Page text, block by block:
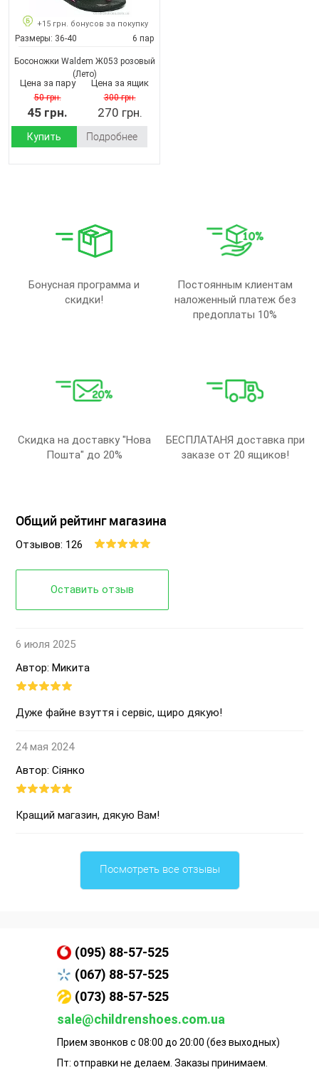
+15 грн. бонусов за покупку
Размеры: 36-40 6 пар
Босоножки Waldem Ж053 розовый
(Лето)
Цена за пару
50 грн.
45 грн.
Цена за ящик
300 грн.
270 грн.
Купить Подробнее
Бонусная программа и
скидки!
Постоянным клиентам
наложенный платеж без
предоплаты 10%
Скидка на доставку "Нова
Пошта" до 20%
БЕСПЛАТАНЯ доставка при
заказе от 20 ящиков!
Общий рейтинг магазина
Отзывов: 126
Оставить отзыв
6 июля 2025
Автор: Микита
Дуже файне взуття і сервіс, щиро дякую!
24 мая 2024
Автор: Сіянко
Кращий магазин, дякую Вам!
Посмотреть все отзывы
(095) 88-57-525
(067) 88-57-525
(073) 88-57-525
sale@childrenshoes.com.ua
Прием звонков с 08:00 до 20:00 (без выходных)
Пт: отправки не делаем. Заказы принимаем.